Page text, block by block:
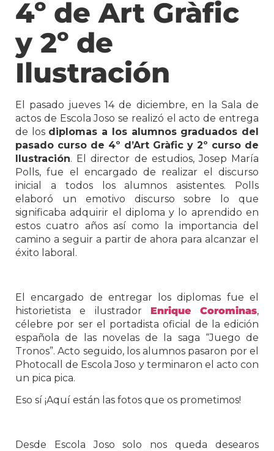
4º de Art Gràfic
y 2º de
Ilustración
El pasado jueves 14 de diciembre, en la Sala de
actos de Escola Joso se realizó el acto de entrega
de los diplomas a los alumnos graduados del
pasado curso de 4º d’Art Gràfic y 2º curso de
Ilustración. El director de estudios, Josep María
Polls, fue el encargado de realizar el discurso
inicial a todos los alumnos asistentes. Polls
elaboró un emotivo discurso sobre lo que
significaba adquirir el diploma y lo aprendido en
estos cuatro años así como la importancia del
camino a seguir a partir de ahora para alcanzar el
éxito laboral.
El encargado de entregar los diplomas fue el
historietista e ilustrador Enrique Corominas,
célebre por ser el portadista oficial de la edición
española de las novelas de la saga “Juego de
Tronos”. Acto seguido, los alumnos pasaron por el
Photocall de Escola Joso y terminaron el acto con
un pica pica.
Eso sí ¡Aquí están las fotos que os prometimos!
Desde Escola Joso solo nos queda desearos